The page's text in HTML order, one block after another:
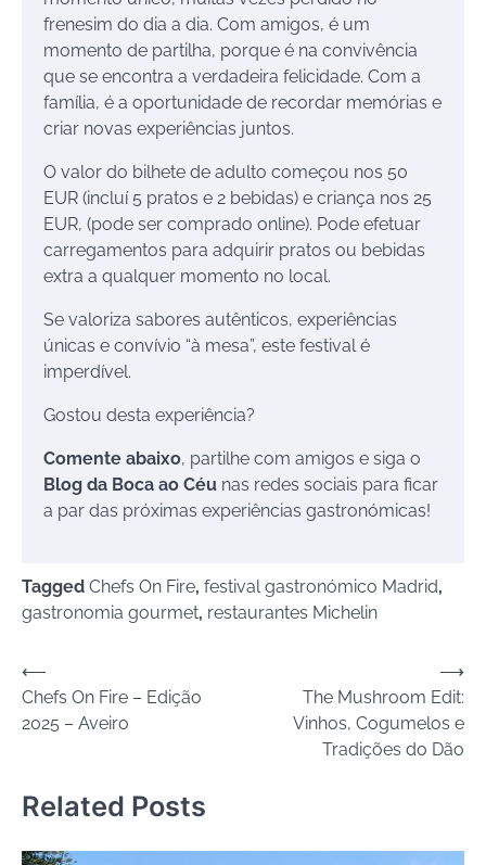
frenesim do dia a dia. Com amigos, é um
momento de partilha, porque é na convivência
que se encontra a verdadeira felicidade. Com a
família, é a oportunidade de recordar memórias e
criar novas experiências juntos.
O valor do bilhete de adulto começou nos 50
EUR (incluí 5 pratos e 2 bebidas) e criança nos 25
EUR, (pode ser comprado online). Pode efetuar
carregamentos para adquirir pratos ou bebidas
extra a qualquer momento no local.
Se valoriza sabores autênticos, experiências
únicas e convívio “à mesa”, este festival é
imperdível.
Gostou desta experiência?
Comente abaixo, partilhe com amigos e siga o
Blog da Boca ao Céu nas redes sociais para ficar
a par das próximas experiências gastronómicas!
Tagged Chefs On Fire, festival gastronómico Madrid,
gastronomia gourmet, restaurantes Michelin
Navegação
de
artigos
⟵
Chefs On Fire – Edição
2025 – Aveiro
The Mushroom Edit:
Vinhos, Cogumelos e
Tradições do Dão
⟶
Related Posts